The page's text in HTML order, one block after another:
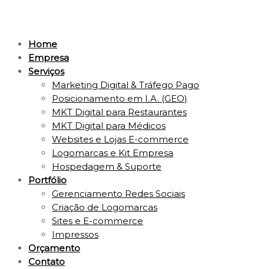
Home
Empresa
Serviços
Marketing Digital & Tráfego Pago
Posicionamento em I.A. (GEO)
MKT Digital para Restaurantes
MKT Digital para Médicos
Websites e Lojas E-commerce
Logomarcas e Kit Empresa
Hospedagem & Suporte
Portfólio
Gerenciamento Redes Sociais
Criação de Logomarcas
Sites e E-commerce
Impressos
Orçamento
Contato